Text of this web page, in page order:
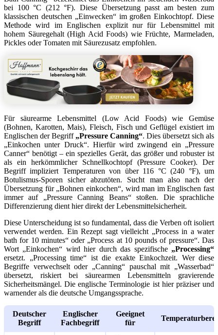
bei 100 °C (212 °F). Diese Übersetzung passt am besten zum
klassischen deutschen „Einwecken“ im großen Einkochtopf. Diese
Methode wird im Englischen explizit nur für Lebensmittel mit
hohem Säuregehalt (High Acid Foods) wie Früchte, Marmeladen,
Pickles oder Tomaten mit Säurezusatz empfohlen.
Für säurearme Lebensmittel (Low Acid Foods) wie Gemüse
(Bohnen, Karotten, Mais), Fleisch, Fisch und Geflügel existiert im
Englischen der Begriff „Pressure Canning“. Dies übersetzt sich als
„Einkochen unter Druck“. Hierfür wird zwingend ein „Pressure
Canner“ benötigt – ein spezielles Gerät, das größer und robuster ist
als ein herkömmlicher Schnellkochtopf (Pressure Cooker). Der
Begriff impliziert Temperaturen von über 116 °C (240 °F), um
Botulismus-Sporen sicher abzutöten. Sucht man also nach der
Übersetzung für „Bohnen einkochen“, wird man im Englischen fast
immer auf „Pressure Canning Beans“ stoßen. Die sprachliche
Differenzierung dient hier direkt der Lebensmittelsicherheit.
Diese Unterscheidung ist so fundamental, dass die Verben oft isoliert
verwendet werden. Ein Rezept sagt vielleicht „Process in a water
bath for 10 minutes“ oder „Process at 10 pounds of pressure“. Das
Wort „Einkochen“ wird hier durch das spezifische „Processing“
ersetzt. „Processing time“ ist die exakte Einkochzeit. Wer diese
Begriffe verwechselt oder „Canning“ pauschal mit „Wasserbad“
übersetzt, riskiert bei säurearmen Lebensmitteln gravierende
Sicherheitsmängel. Die englische Terminologie ist hier präziser und
warnender als die deutsche Umgangssprache.
Deutscher
Begriff
Englischer
Fachbegriff
Geeignet
für